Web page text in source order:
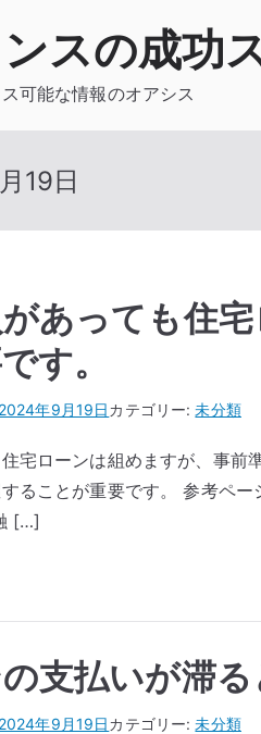
スの成功
可能な情報のオアシス
19日
あっても住
す。
2024年9月19日カテゴリー:未分類
宅ローンは組めますが、事
ることが重要です。 参考ペ
[…]
支払いが滞
2024年9月19日カテゴリー:未分類